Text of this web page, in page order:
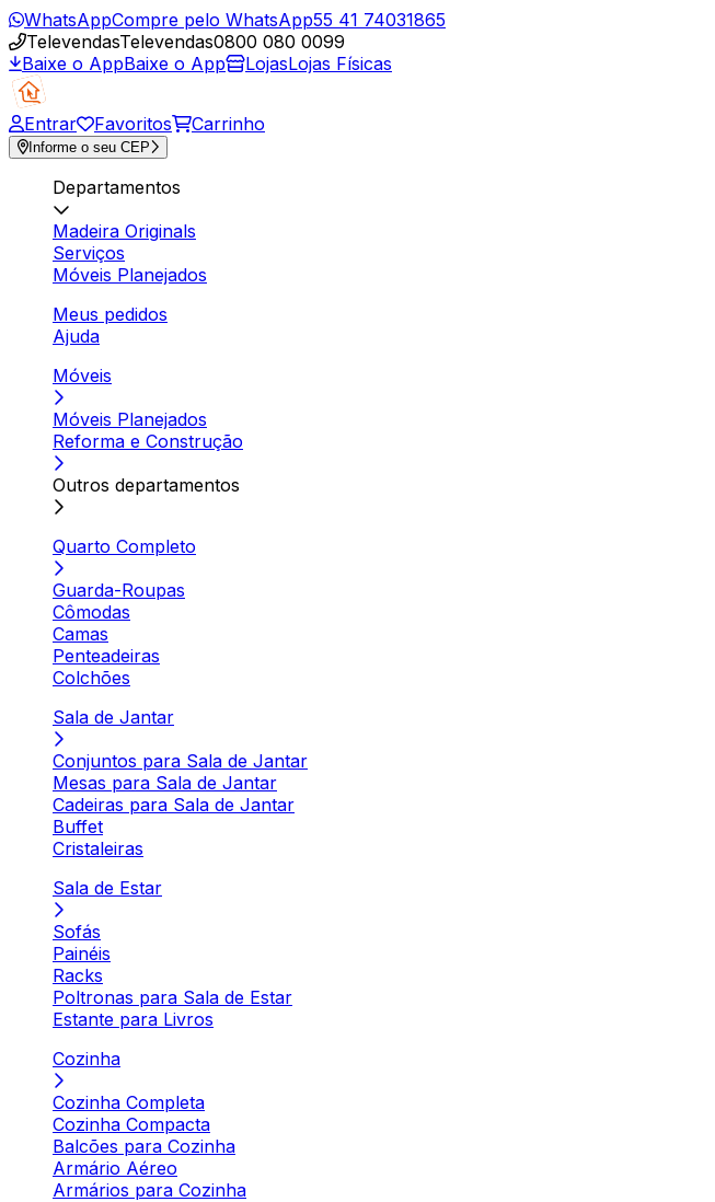
WhatsAppCompre pelo WhatsApp55 41 74031865
TelevendasTelevendas0800 080 0099
Baixe o AppBaixe o App LojasLojas Físicas
Entrar Favoritos Carrinho
Informe o seu CEP
Departamentos
Madeira Originals
Serviços
Móveis Planejados
Meus pedidos
Ajuda
Móveis
Móveis Planejados
Reforma e Construção
Outros departamentos
Quarto Completo
Guarda-Roupas
Cômodas
Camas
Penteadeiras
Colchões
Sala de Jantar
Conjuntos para Sala de Jantar
Mesas para Sala de Jantar
Cadeiras para Sala de Jantar
Buffet
Cristaleiras
Sala de Estar
Sofás
Painéis
Racks
Poltronas para Sala de Estar
Estante para Livros
Cozinha
Cozinha Completa
Cozinha Compacta
Balcões para Cozinha
Armário Aéreo
Armários para Cozinha